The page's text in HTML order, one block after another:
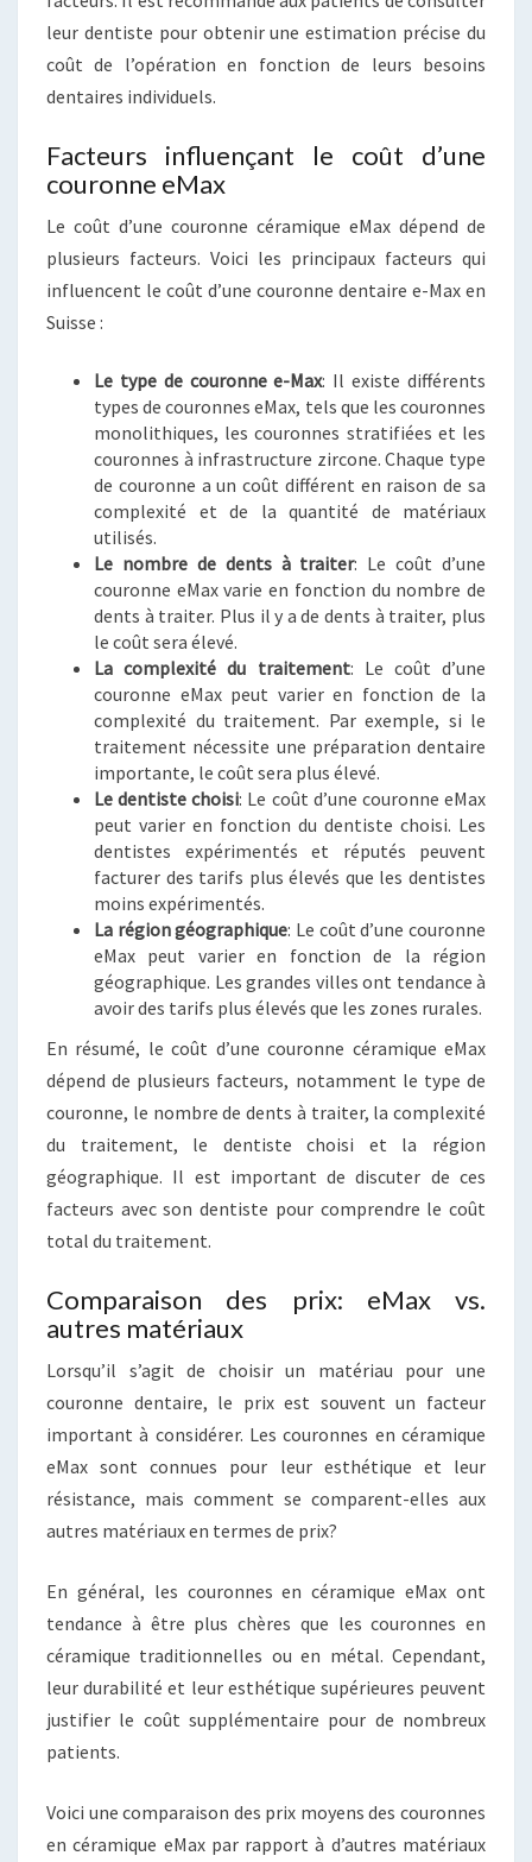
leur dentiste pour obtenir une estimation précise du
coût de l’opération en fonction de leurs besoins
dentaires individuels.
Facteurs influençant le coût d’une
couronne eMax
Le coût d’une couronne céramique eMax dépend de
plusieurs facteurs. Voici les principaux facteurs qui
influencent le coût d’une couronne dentaire e-Max en
Suisse :
Le type de couronne e-Max: Il existe différents
types de couronnes eMax, tels que les couronnes
monolithiques, les couronnes stratifiées et les
couronnes à infrastructure zircone. Chaque type
de couronne a un coût différent en raison de sa
complexité et de la quantité de matériaux
utilisés.
Le nombre de dents à traiter: Le coût d’une
couronne eMax varie en fonction du nombre de
dents à traiter. Plus il y a de dents à traiter, plus
le coût sera élevé.
La complexité du traitement: Le coût d’une
couronne eMax peut varier en fonction de la
complexité du traitement. Par exemple, si le
traitement nécessite une préparation dentaire
importante, le coût sera plus élevé.
Le dentiste choisi: Le coût d’une couronne eMax
peut varier en fonction du dentiste choisi. Les
dentistes expérimentés et réputés peuvent
facturer des tarifs plus élevés que les dentistes
moins expérimentés.
La région géographique: Le coût d’une couronne
eMax peut varier en fonction de la région
géographique. Les grandes villes ont tendance à
avoir des tarifs plus élevés que les zones rurales.
En résumé, le coût d’une couronne céramique eMax
dépend de plusieurs facteurs, notamment le type de
couronne, le nombre de dents à traiter, la complexité
du traitement, le dentiste choisi et la région
géographique. Il est important de discuter de ces
facteurs avec son dentiste pour comprendre le coût
total du traitement.
Comparaison des prix: eMax vs.
autres matériaux
Lorsqu’il s’agit de choisir un matériau pour une
couronne dentaire, le prix est souvent un facteur
important à considérer. Les couronnes en céramique
eMax sont connues pour leur esthétique et leur
résistance, mais comment se comparent-elles aux
autres matériaux en termes de prix?
En général, les couronnes en céramique eMax ont
tendance à être plus chères que les couronnes en
céramique traditionnelles ou en métal. Cependant,
leur durabilité et leur esthétique supérieures peuvent
justifier le coût supplémentaire pour de nombreux
patients.
Voici une comparaison des prix moyens des couronnes
en céramique eMax par rapport à d’autres matériaux